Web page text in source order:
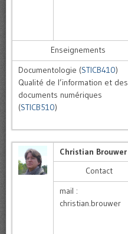
Enseignements
Documentologie (STICB410)
Qualité de l’information et des
documents numériques
(STICB510)
Christian Brouwer
Contact
mail :
christian.brouwer